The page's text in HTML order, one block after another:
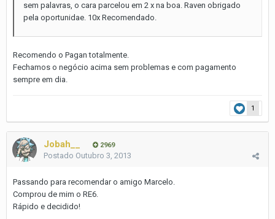
sem palavras, o cara parcelou em 2 x na boa. Raven obrigado
pela oportunidae. 10x Recomendado.
Recomendo o Pagan totalmente.
Fechamos o negócio acima sem problemas e com pagamento
sempre em dia.
1
Jobah__ 2969
Postado Outubro 3, 2013
Passando para recomendar o amigo Marcelo.
Comprou de mim o RE6.
Rápido e decidido!